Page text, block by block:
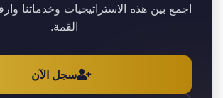
اجمع بين هذه الاستراتيجيات وخدماتنا
القمة.
سجل الآن